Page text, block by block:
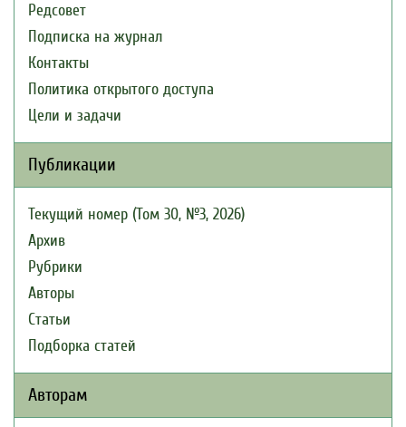
Редсовет
Подписка на журнал
Контакты
Политика открытого доступа
Цели и задачи
Публикации
Текущий номер (Том 30, №3, 2026)
Архив
Рубрики
Авторы
Статьи
Подборка статей
Авторам